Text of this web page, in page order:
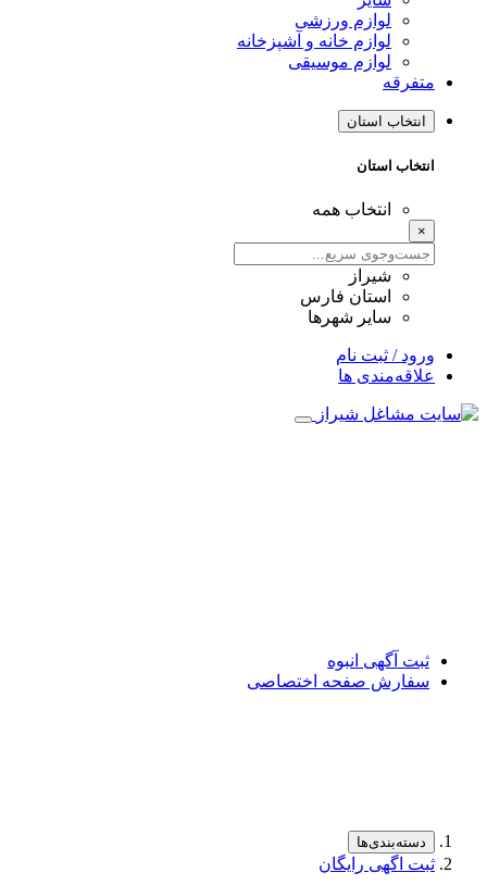
لوازم ورزشی
لوازم خانه و آشپزخانه
لوازم موسیقی
متفرقه
انتخاب استان
انتخاب استان
انتخاب همه
×
شیراز
استان فارس
سایر شهرها
ورود / ثبت نام
علاقه‌مندی ها
ثبت آگهی انبوه
سفارش صفحه اختصاصی
دسته‌بندی‌ها
ثبت اگهی رایگان